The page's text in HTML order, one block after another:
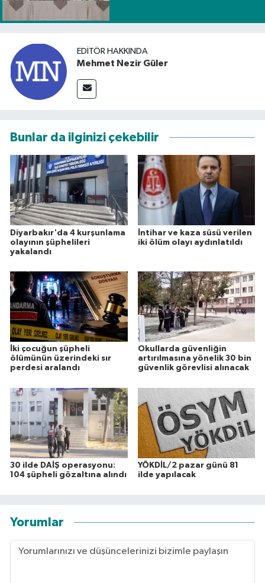
EDITÖR HAKKINDA
Mehmet Nezir Güler
Bunlar da ilginizi çekebilir
Diyarbakır'da 4 kurşunlama
olayının şüphelileri
yakalandı
İntihar ve kaza süsü verilen
iki ölüm olayı aydınlatıldı
İki çocuğun şüpheli
ölümünün üzerindeki sır
perdesi aralandı
Okullarda güvenliğin
artırılmasına yönelik 30 bin
güvenlik görevlisi alınacak
30 ilde DAİŞ operasyonu:
104 şüpheli gözaltına alındı
YÖKDİL/2 pazar günü 81
ilde yapılacak
Yorumlar